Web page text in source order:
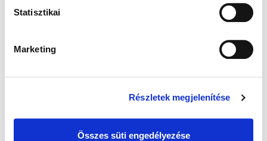
Statisztikai
Marketing
Részletek megjelenítése
Összes süti engedélyezése